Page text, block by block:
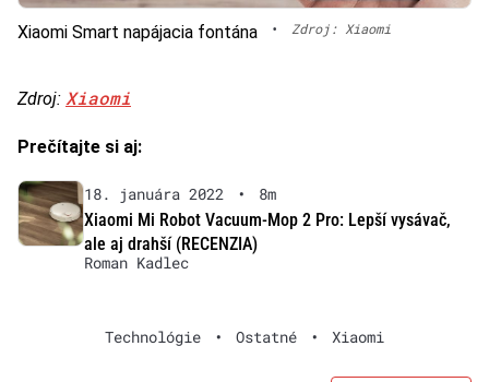
Xiaomi Smart napájacia fontána • Zdroj: Xiaomi
Zdroj: Xiaomi
Prečítajte si aj:
18. januára 2022 •
8m
Xiaomi Mi Robot Vacuum-Mop 2 Pro: Lepší vysávač,
ale aj drahší (RECENZIA)
Roman Kadlec
Technológie • Ostatné • Xiaomi